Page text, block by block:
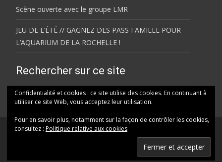
Scène ouverte avec le groupe LMR
JEU DE L’ÉTÉ // GAGNEZ DES PASS FAMILLE POUR
L’AQUARIUM DE LA ROCHELLE !
Rechercher sur ce site
Rechercher
Confidentialité et cookies : ce site utilise des cookies. En continuant à
utiliser ce site Web, vous acceptez leur utilisation.
Pour en savoir plus, notamment sur la façon de contrôler les cookies,
consultez : Politique relative aux cookies